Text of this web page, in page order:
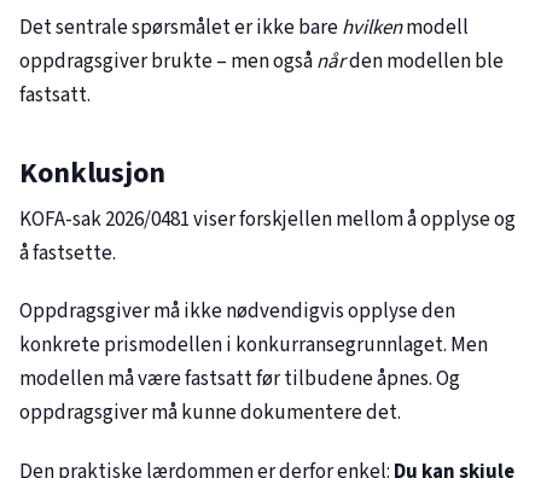
Det sentrale spørsmålet er ikke barehvilkenmodell
oppdragsgiver brukte – men ogsånården modellen ble
fastsatt.
Konklusjon
KOFA-sak2026/0481viser forskjellen mellom å opplyse og
å fastsette.
Oppdragsgiver må ikke nødvendigvis opplyse den
konkrete prismodellen i konkurransegrunnlaget. Men
modellen må være fastsatt før tilbudene åpnes. Og
oppdragsgiver må kunne dokumentere det.
Den praktiske lærdommen er derfor enkel: Du kan skjule